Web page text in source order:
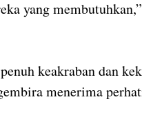
yang
keakraban dan
menerima